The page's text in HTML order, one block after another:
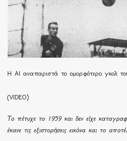
Η ΑΙ αναπαριστά το ομορφότερο γκολ
(VIDEO)
Το πέτυχε το 1959 και δεν είχε
έκανε τις εξιστορήσεις εικόνα και το